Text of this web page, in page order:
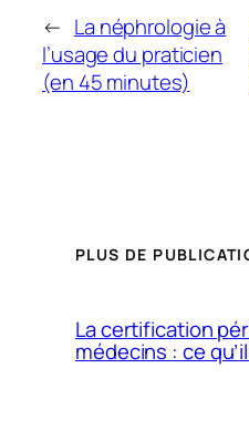
← La néphrologie à
l’usage du praticien
(en 45 minutes)
PLUS DE
La certification
médecins : ce